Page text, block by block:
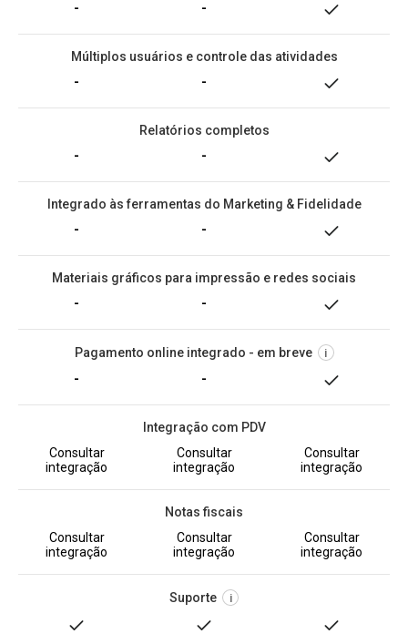
-
-
Múltiplos usuários e controle das atividades
-
-
Relatórios completos
-
-
Integrado às ferramentas do Marketing & Fidelidade
-
-
Materiais gráficos para impressão e redes sociais
-
-
Pagamento online integrado - em breve i
- -
Integração com PDV
Consultar
integração
Consultar
integração
Consultar
integração
Notas fiscais
Consultar
integração
Consultar
integração
Consultar
integração
Suporte i